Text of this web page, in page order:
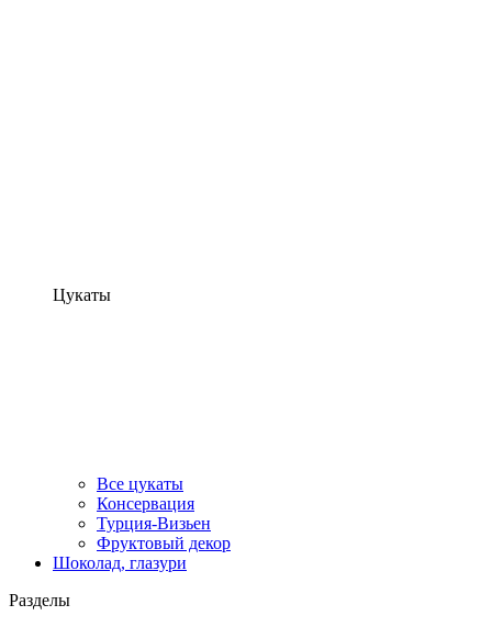
Цукаты
Все цукаты
Консервация
Турция-Визьен
Фруктовый декор
Шоколад, глазури
Разделы